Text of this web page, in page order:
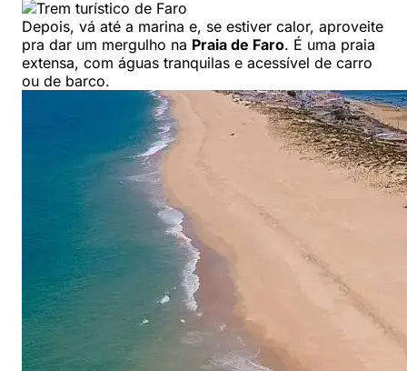
Depois, vá até a marina e, se estiver calor, aproveite
pra dar um mergulho na Praia de Faro. É uma praia
extensa, com águas tranquilas e acessível de carro
ou de barco.